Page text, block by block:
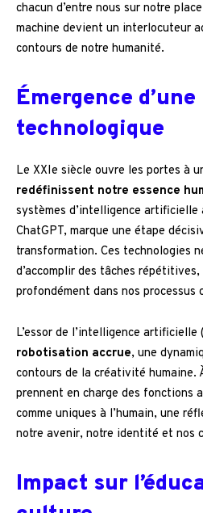
chacun d’entre nous sur notre
machine devient un interlocuteur
contours de notre humanité.
Émergence
technologique
Le XXIe siècle ouvre les portes à
redéfinissent notre essence
systèmes d’intelligence artificielle
ChatGPT, marque une étape
transformation. Ces technologies
d’accomplir des tâches répétitives,
profondément dans nos
L’essor de l’intelligence artificielle
robotisation accrue, une
contours de la créativité humaine.
prennent en charge des fonctions
comme uniques à l’humain, une
notre avenir, notre identité et nos
Impact sur